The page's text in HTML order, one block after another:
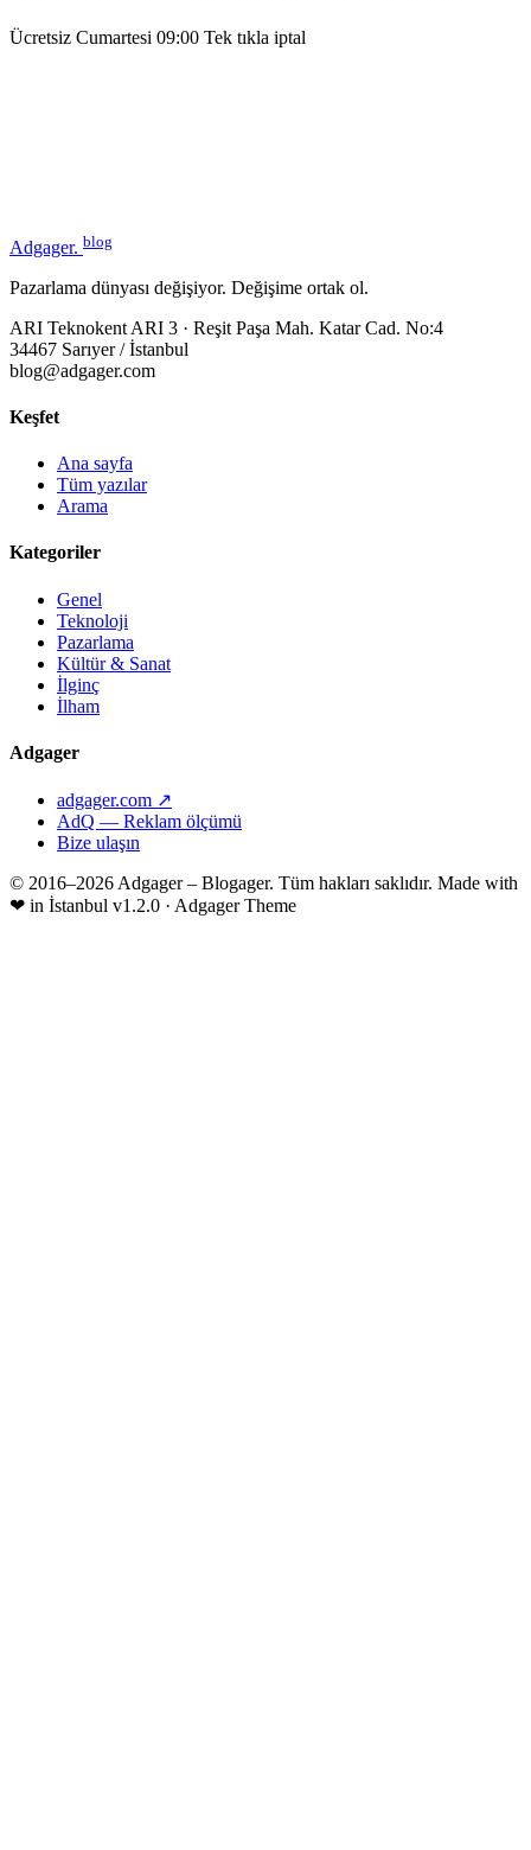
Ücretsiz Cumartesi 09:00 Tek tıkla iptal
Adgager. blog
Pazarlama dünyası değişiyor. Değişime ortak ol.
ARI Teknokent ARI 3 · Reşit Paşa Mah. Katar Cad. No:4
34467 Sarıyer / İstanbul
blog@adgager.com
Keşfet
Ana sayfa
Tüm yazılar
Arama
Kategoriler
Genel
Teknoloji
Pazarlama
Kültür & Sanat
İlginç
İlham
Adgager
adgager.com ↗
AdQ — Reklam ölçümü
Bize ulaşın
© 2016–2026 Adgager – Blogager. Tüm hakları saklıdır. Made with
❤ in İstanbul v1.2.0 · Adgager Theme